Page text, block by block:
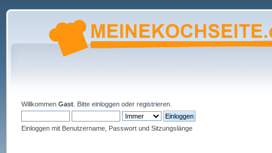
Willkommen Gast. Bitte einloggenoder registrieren.
Einloggen mit Benutzername, Passwort und Sitzungslänge